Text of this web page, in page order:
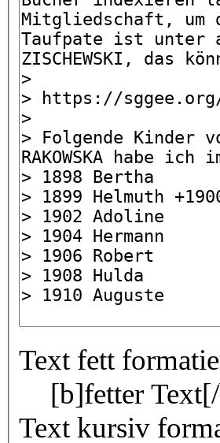
Text fett
[b]fetter
Text kursiv